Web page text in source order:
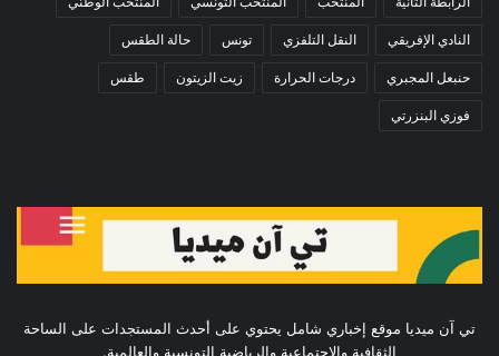
النادي الإفريقي النقل التلفزي تونس حالة الطقس
حنبعل المجبري درجات الحرارة زيت الزيتون طقس
فوزي البنزرتي
تي آن ميديا موقع إخباري شامل يحتوي على أحدث المستجدات على الساحة
الثقافية والإجتماعية والرياضية التونسية والعالمية.